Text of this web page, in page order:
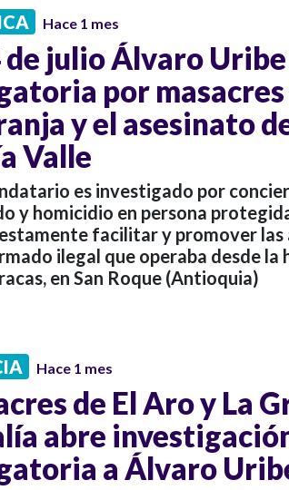
Hace 1 mes
de julio Álvaro
por masacres
y el asesinato
Valle
es investigado por
y homicidio en persona
facilitar y promover las
ilegal que operaba desde la
en San Roque (Antioquia)
Hace 1 mes
de El Aro y La
abre
a Álvaro